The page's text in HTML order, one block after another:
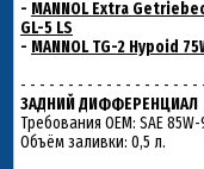
- MANNOL Extra
GL-5 LS
- MANNOL TG-2 Hypoid
- - - - - - - - - - - - - - - - - - -
ЗАДНИЙ ДИФФЕРЕНЦИАЛ
Требования ОЕМ: SAE 85W-
Объём заливки: 0,5 л.